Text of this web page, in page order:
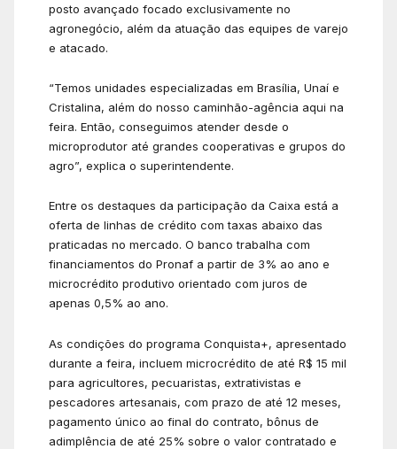
posto avançado focado exclusivamente no
agronegócio, além da atuação das equipes de varejo
e atacado.
“Temos unidades especializadas em Brasília, Unaí e
Cristalina, além do nosso caminhão-agência aqui na
feira. Então, conseguimos atender desde o
microprodutor até grandes cooperativas e grupos do
agro”, explica o superintendente.
Entre os destaques da participação da Caixa está a
oferta de linhas de crédito com taxas abaixo das
praticadas no mercado. O banco trabalha com
financiamentos do Pronaf a partir de 3% ao ano e
microcrédito produtivo orientado com juros de
apenas 0,5% ao ano.
As condições do programa Conquista+, apresentado
durante a feira, incluem microcrédito de até R$ 15 mil
para agricultores, pecuaristas, extrativistas e
pescadores artesanais, com prazo de até 12 meses,
pagamento único ao final do contrato, bônus de
adimplência de até 25% sobre o valor contratado e